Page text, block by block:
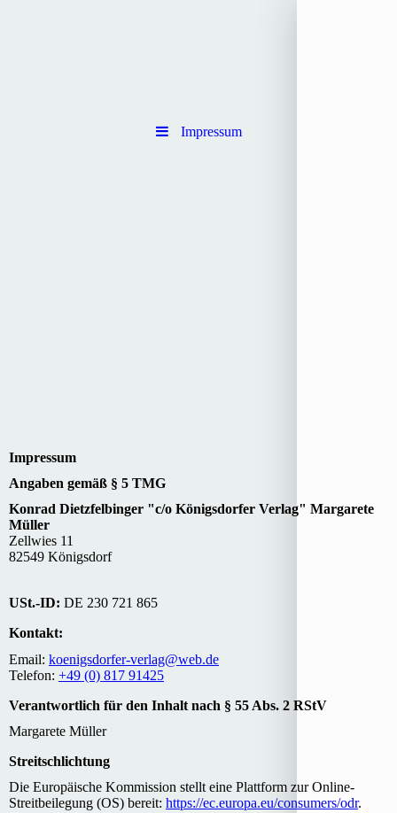
Impressum
Impressum
Angaben gemäß § 5 TMG
Konrad Dietzfelbinger "c/o Königsdorfer Verlag" Margarete
Müller
Zellwies 11
82549 Königsdorf
USt.-ID: DE 230 721 865
Kontakt:
Email: koenigsdorfer-verlag@web.de
Telefon: +49 (0) 817 91425
Verant­wort­lich für den Inhalt nach § 55 Abs. 2 RStV
Margarete Müller
Streitschlichtung
Die Europäische Kommission stellt eine Plattform zur Online-
Streitbeilegung (OS) bereit: https://ec.europa.eu/consumers/odr.